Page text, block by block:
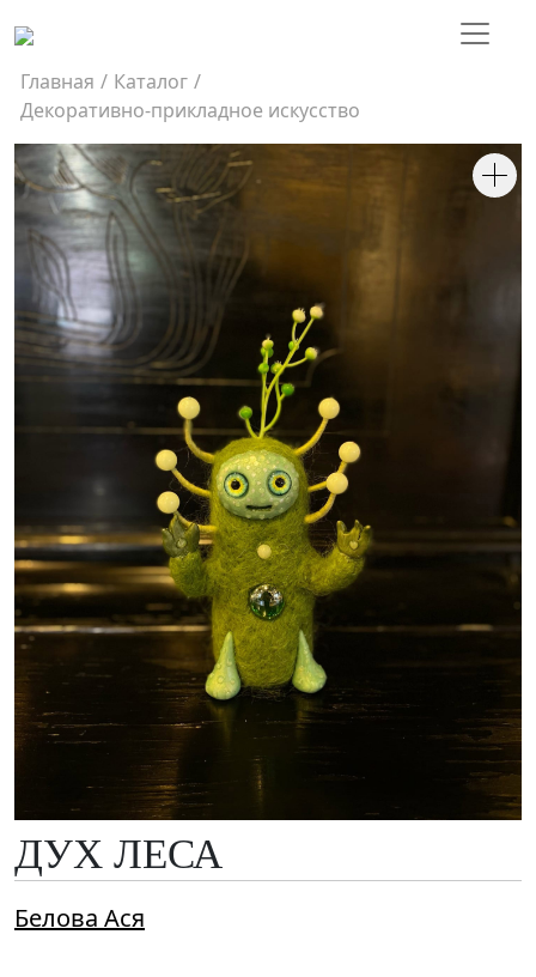
Главная / Каталог /
Декоративно-прикладное искусство
ДУХ ЛЕСА
Белова Ася